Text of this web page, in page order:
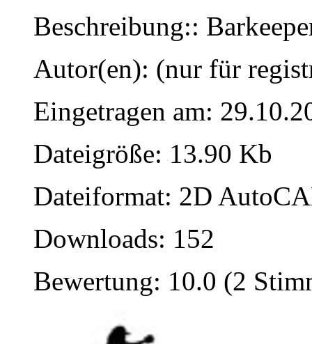
Beschreibung::
Autor(en): (nur für
Eingetragen am:
Dateigröße: 13.90 Kb
Dateiformat: 2D
Downloads: 152
Bewertung: 10.0 (2